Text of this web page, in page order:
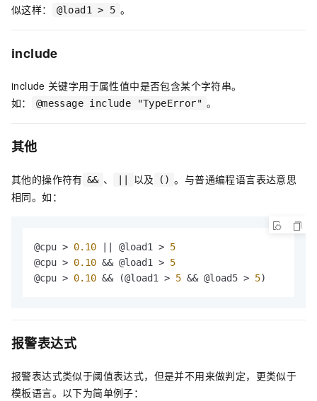
似这样：
@load1 > 5 。
include
include 关键字用于属性值中是否包含某个字符串。
如：
@message include "TypeError" 。
其他
其他的操作符有 && 、 以及 () 。与普通编程语言表达意思
相同。如：
@cpu > 0.10 || @load1 > 5
@cpu > 0.10 && @load1 > 5
@cpu > 0.10 && (@load1 > 5 && @load5 > 5)
报警表达式
报警表达式类似于阈值表达式，但是并不用来做判定，更类似于
模板语言。以下为简单例子：